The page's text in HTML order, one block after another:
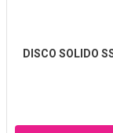
DISCO SOLIDO